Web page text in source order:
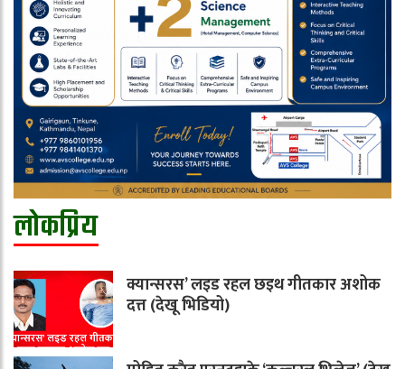
लोकप्रिय
क्यान्सरस’ लइड रहल छइथ गीतकार अशोक
दत्त (देखू भिडियो)